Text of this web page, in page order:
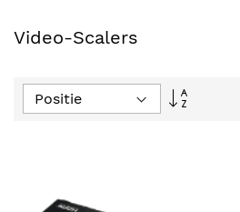
Video-Scalers
Van